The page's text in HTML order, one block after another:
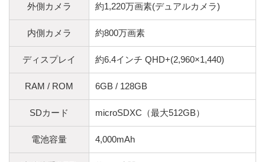
外側カメラ 約1,220万画素(デュアルカメラ)
内側カメラ 約800万画素
ディスプレイ 約6.4インチ QHD+(2,960×1,440)
RAM / ROM 6GB / 128GB
SDカード microSDXC（最大512GB）
電池容量 4,000mAh